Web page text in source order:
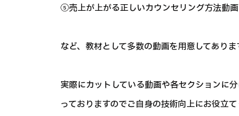
⑤売上が上がる正しいカウンセリング方法動画
など、教材として多数の動画を用意してありま
実際にカットしている動画や各セクションに
っておりますのでご自身の技術向上にお役立